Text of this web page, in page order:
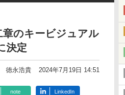
章のキービジュアル
決定
徳永浩貴 2024年7月19日 14:51
note LinkedIn